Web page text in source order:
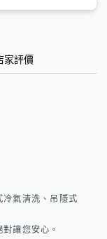
家評價
冷氣清洗、吊隱式
讓您安心。